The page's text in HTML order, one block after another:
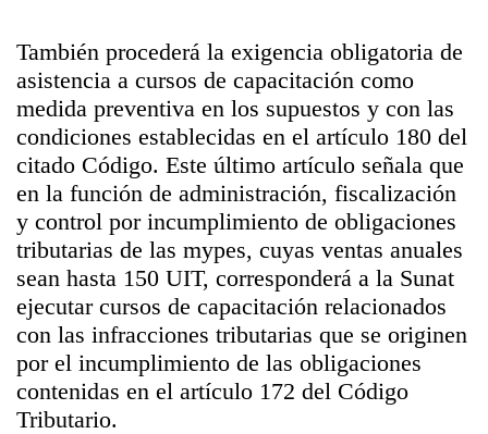
También procederá la exigencia obligatoria de
asistencia a cursos de capacitación como
medida preventiva en los supuestos y con las
condiciones establecidas en el artículo 180 del
citado Código. Este último artículo señala que
en la función de administración, fiscalización
y control por incumplimiento de obligaciones
tributarias de las mypes, cuyas ventas anuales
sean hasta 150 UIT, corresponderá a la Sunat
ejecutar cursos de capacitación relacionados
con las infracciones tributarias que se originen
por el incumplimiento de las obligaciones
contenidas en el artículo 172 del Código
Tributario.